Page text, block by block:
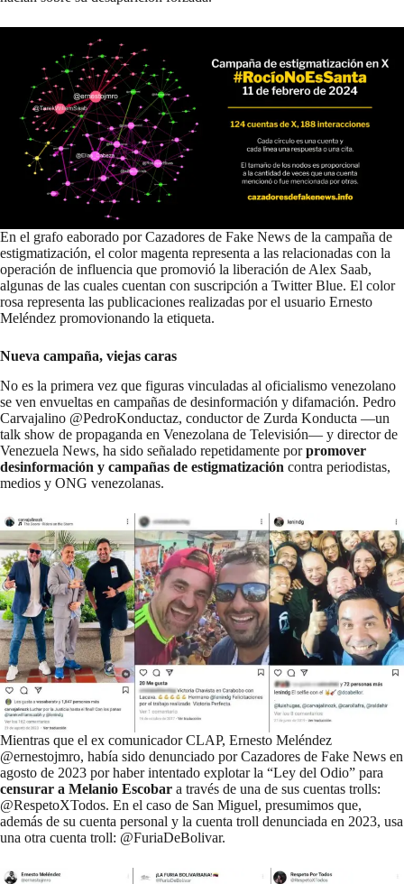
En el grafo eaborado por Cazadores de Fake News de la campaña de
estigmatización, el color magenta representa a las relacionadas con la
operación de influencia que promovió la liberación de Alex Saab,
algunas de las cuales cuentan con suscripción a Twitter Blue. El color
rosa representa las publicaciones realizadas por el usuario Ernesto
Meléndez promovionando la etiqueta.
Nueva campaña, viejas caras
No es la primera vez que figuras vinculadas al oficialismo venezolano
se ven envueltas en campañas de desinformación y difamación. Pedro
Carvajalino @PedroKonductaz, conductor de Zurda Konducta —un
talk show de propaganda en Venezolana de Televisión— y director de
Venezuela News, ha sido señalado repetidamente porpromover
desinformación y campañas de estigmatización contra periodistas,
medios y ONG venezolanas.
Mientras que el ex comunicador CLAP, Ernesto Meléndez
@ernestojmro, había sido denunciado por Cazadores de Fake News en
agosto de 2023 por haber intentado explotar la “Ley del Odio” para
censurar a Melanio Escobar a través de una de sus cuentas trolls:
@RespetoXTodos. En el caso de San Miguel, presumimos que,
además de su cuenta personal y la cuenta troll denunciada en 2023, usa
una otra cuenta troll: @FuriaDeBolivar.